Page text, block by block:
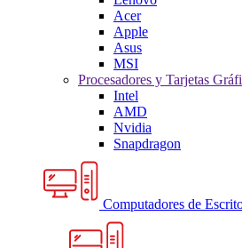
Acer
Apple
Asus
MSI
Procesadores y Tarjetas
Intel
AMD
Nvidia
Snapdragon
Computadores de